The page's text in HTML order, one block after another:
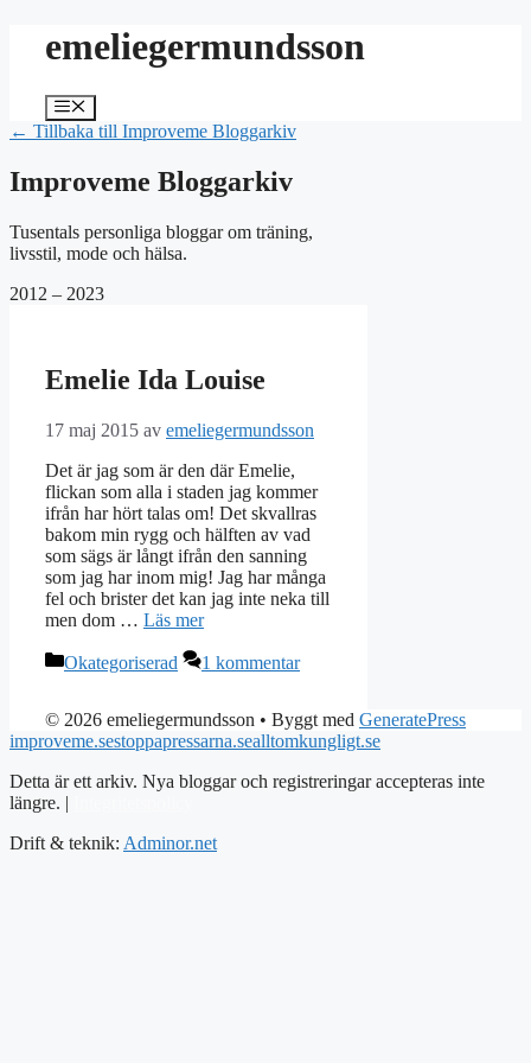
emeliegermundsson
Meny
← Tillbaka till Improveme Bloggarkiv
Improveme Bloggarkiv
Tusentals personliga bloggar om träning,
livsstil, mode och hälsa.
2012 – 2023
Emelie Ida Louise
17 maj 2015 av emeliegermundsson
Det är jag som är den där Emelie,
flickan som alla i staden jag kommer
ifrån har hört talas om! Det skvallras
bakom min rygg och hälften av vad
som sägs är långt ifrån den sanning
som jag har inom mig! Jag har många
fel och brister det kan jag inte neka till
men dom … Läs mer
Kategorier
Okategoriserad 1 kommentar
© 2026 emeliegermundsson • Byggt med GeneratePress
improveme.sestoppapressarna.sealltomkungligt.se
Detta är ett arkiv. Nya bloggar och registreringar accepteras inte
längre. |
Drift & teknik: Adminor.net